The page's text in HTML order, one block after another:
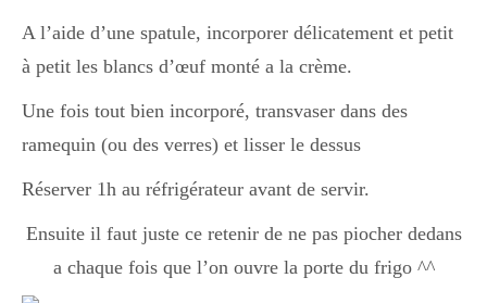
A l’aide d’une spatule, incorporer délicatement et petit
à petit les blancs d’œuf monté a la crème.
Une fois tout bien incorporé, transvaser dans des
ramequin (ou des verres) et lisser le dessus
Réserver 1h au réfrigérateur avant de servir.
Ensuite il faut juste ce retenir de ne pas piocher dedans
a chaque fois que l’on ouvre la porte du frigo ^^